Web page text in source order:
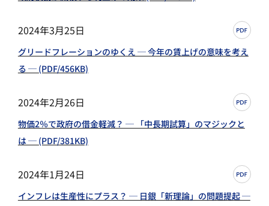
2024年3月25日
グリードフレーションのゆくえ ─ 今年の賃上げの意味を考え
る ─ (PDF/456KB)
2024年2月26日
物価2％で政府の借金軽減？ ─ 「中長期試算」のマジックと
は ─ (PDF/381KB)
2024年1月24日
インフレは生産性にプラス？ ─ 日銀「新理論」の問題提起 ─